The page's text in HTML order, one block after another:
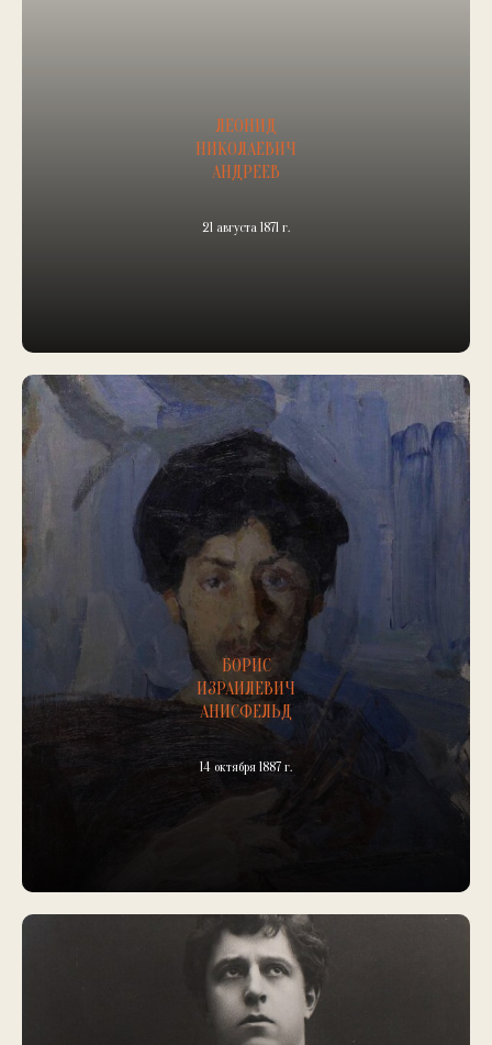
ЛЕОНИД
НИКОЛАЕВИЧ
АНДРЕЕВ
21 августа 1871 г.
БОРИС
ИЗРАИЛЕВИЧ
АНИСФЕЛЬД
14 октября 1887 г.